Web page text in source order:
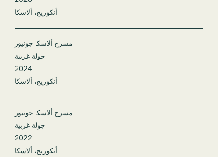
أنكوريج، ألاسكا
مسرح ألاسكا جونيور
جولة غربية
2024
أنكوريج، ألاسكا
مسرح ألاسكا جونيور
جولة غربية
2022
أنكوريج، ألاسكا